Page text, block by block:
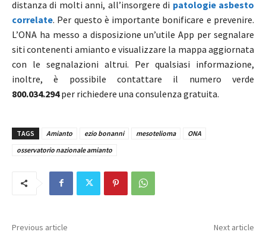
distanza di molti anni, all’insorgere di patologie asbesto
correlate. Per questo è importante bonificare e prevenire.
L’ONA ha messo a disposizione un’utile App per segnalare
siti contenenti amianto e visualizzare la mappa aggiornata
con le segnalazioni altrui. Per qualsiasi informazione,
inoltre, è possibile contattare il numero verde
800.034.294per richiedere una consulenza gratuita.
TAGS Amianto ezio bonanni mesotelioma
ONA
osservatorio nazionale amianto
Previous article Next article